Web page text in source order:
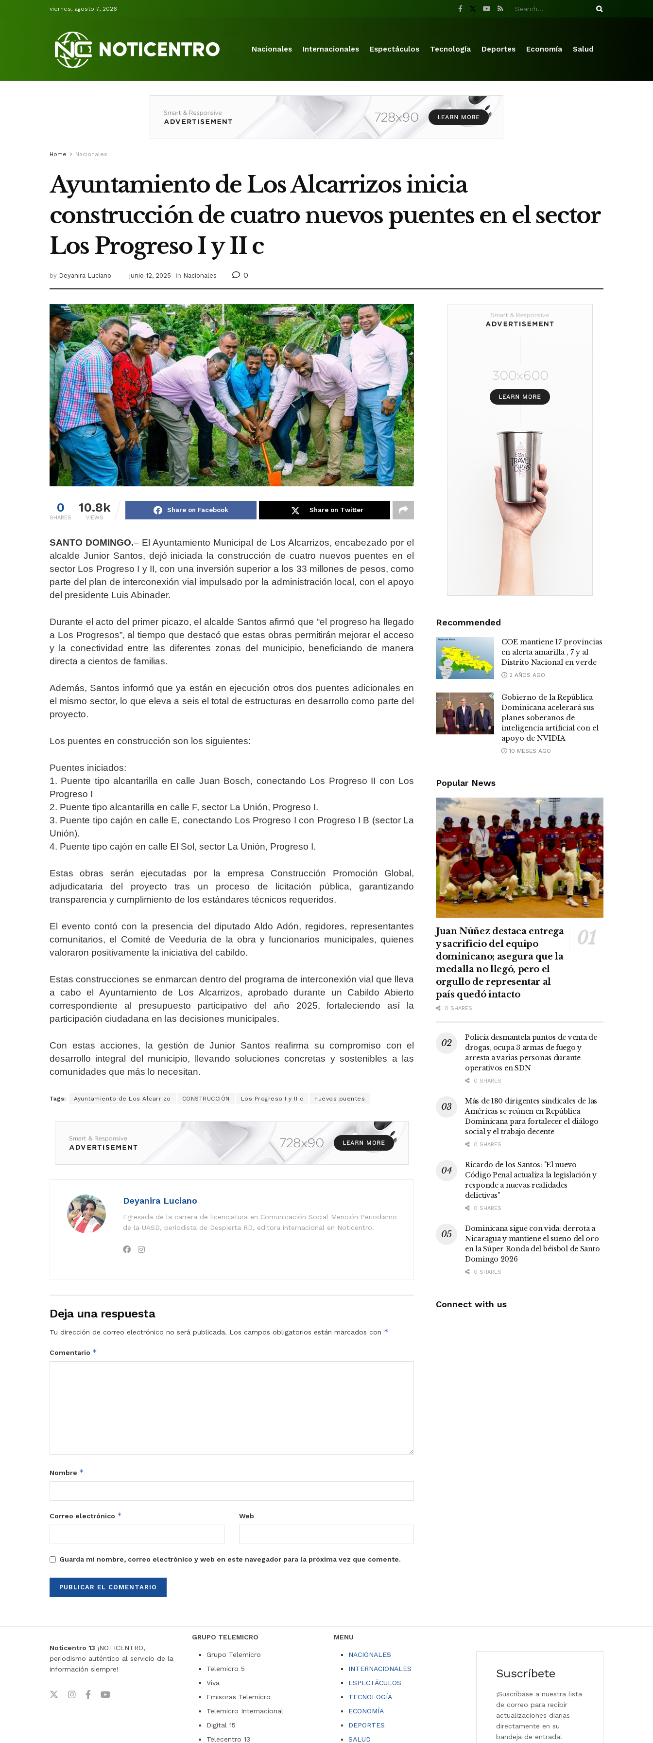
viernes, agosto 7, 2026
Nacionales Internacionales Espectáculos Tecnología Deportes Economía Salud
Home Nacionales
Ayuntamiento de Los Alcarrizos inicia
construcción de cuatro nuevos puentes en el sector
Los Progreso I y II c
by Deyanira Luciano junio 12, 2025 in Nacionales 0
0
SHARES
10.8k
VIEWS
Share on Facebook Share on Twitter
SANTO DOMINGO.– El Ayuntamiento Municipal de Los Alcarrizos, encabezado por el
alcalde Junior Santos, dejó iniciada la construcción de cuatro nuevos puentes en el
sector Los Progreso I y II, con una inversión superior a los 33 millones de pesos, como
parte del plan de interconexión vial impulsado por la administración local, con el apoyo
del presidente Luis Abinader.
Durante el acto del primer picazo, el alcalde Santos afirmó que “el progreso ha llegado
a Los Progresos”, al tiempo que destacó que estas obras permitirán mejorar el acceso
y la conectividad entre las diferentes zonas del municipio, beneficiando de manera
directa a cientos de familias.
Además, Santos informó que ya están en ejecución otros dos puentes adicionales en
el mismo sector, lo que eleva a seis el total de estructuras en desarrollo como parte del
proyecto.
Los puentes en construcción son los siguientes:
Puentes iniciados:
1. Puente tipo alcantarilla en calle Juan Bosch, conectando Los Progreso II con Los
Progreso I
2. Puente tipo alcantarilla en calle F, sector La Unión, Progreso I.
3. Puente tipo cajón en calle E, conectando Los Progreso I con Progreso I B (sector La
Unión).
4. Puente tipo cajón en calle El Sol, sector La Unión, Progreso I.
Estas obras serán ejecutadas por la empresa Construcción Promoción Global,
adjudicataria del proyecto tras un proceso de licitación pública, garantizando
transparencia y cumplimiento de los estándares técnicos requeridos.
El evento contó con la presencia del diputado Aldo Adón, regidores, representantes
comunitarios, el Comité de Veeduría de la obra y funcionarios municipales, quienes
valoraron positivamente la iniciativa del cabildo.
Estas construcciones se enmarcan dentro del programa de interconexión vial que lleva
a cabo el Ayuntamiento de Los Alcarrizos, aprobado durante un Cabildo Abierto
correspondiente al presupuesto participativo del año 2025, fortaleciendo así la
participación ciudadana en las decisiones municipales.
Con estas acciones, la gestión de Junior Santos reafirma su compromiso con el
desarrollo integral del municipio, llevando soluciones concretas y sostenibles a las
comunidades que más lo necesitan.
Tags: Ayuntamiento de Los Alcarrizo CONSTRUCCIÓN Los Progreso I y II c nuevos puentes
Deyanira Luciano
Egresada de la carrera de licenciatura en Comunicación Social Mención Periodismo
de la UASD, periodista de Despierta RD, editora internacional en Noticentro.
Deja una respuesta
Tu dirección de correo electrónico no será publicada. Los campos obligatorios están marcados con *
Comentario *
Nombre *
Correo electrónico * Web
Guarda mi nombre, correo electrónico y web en este navegador para la próxima vez que comente.
Recommended
COE mantiene 17 provincias
en alerta amarilla , 7 y al
Distrito Nacional en verde
2 AÑOS AGO
Gobierno de la República
Dominicana acelerará sus
planes soberanos de
inteligencia artificial con el
apoyo de NVIDIA
10 MESES AGO
Popular News
Juan Núñez destaca entrega
y sacrificio del equipo
dominicano; asegura que la
medalla no llegó, pero el
orgullo de representar al
país quedó intacto
0 SHARES
Policía desmantela puntos de venta de
drogas, ocupa 3 armas de fuego y
arresta a varias personas durante
operativos en SDN
0 SHARES
Más de 180 dirigentes sindicales de las
Américas se reúnen en República
Dominicana para fortalecer el diálogo
social y el trabajo decente
0 SHARES
Ricardo de los Santos: "El nuevo
Código Penal actualiza la legislación y
responde a nuevas realidades
delictivas"
0 SHARES
Dominicana sigue con vida: derrota a
Nicaragua y mantiene el sueño del oro
en la Súper Ronda del béisbol de Santo
Domingo 2026
0 SHARES
Connect with us
Noticentro 13 ¡NOTICENTRO,
periodismo auténtico al servicio de la
información siempre!
GRUPO TELEMICRO
Grupo Telemicro
Telemicro 5
Viva
Emisoras Telemicro
Telemicro Internacional
Digital 15
Telecentro 13
MENU
NACIONALES
INTERNACIONALES
ESPECTÁCULOS
TECNOLOGÍA
ECONOMÍA
DEPORTES
SALUD
Suscríbete
¡Suscríbase a nuestra lista
de correo para recibir
actualizaciones diarias
directamente en su
bandeja de entrada!